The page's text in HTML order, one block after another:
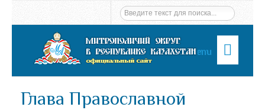
Menu
Глава Православной